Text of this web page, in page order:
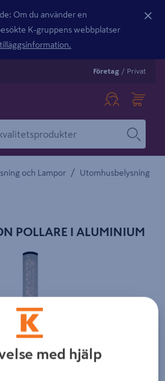
Om du använder en
K-gruppens webbplatser
tilläggsinformation.
Företag / Privat
och Lampor / Utomhusbelysning
POLLARE I ALUMINIUM
finns i produktbeskrivningsområdet
med hjälp